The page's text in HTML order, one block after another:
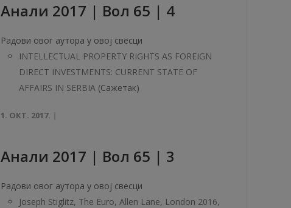
Анали 2017 | Вол 65 | 4
Радови овог аутора у овој свесци
INTELLECTUAL PROPERTY RIGHTS AS FOREIGN
DIRECT INVESTMENTS: CURRENT STATE OF
AFFAIRS IN SERBIA (Сажетак)
1. ОКТ. 2017.
Анали 2017 | Вол 65 | 3
Радови овог аутора у овој свесци
Joseph Stiglitz, The Euro, Allen Lane, London 2016,